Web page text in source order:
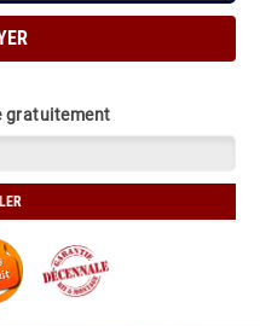
gratuitement